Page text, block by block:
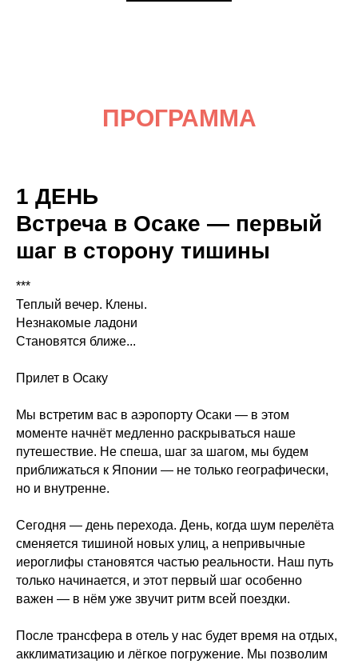
ПРОГРАММА
1 ДЕНЬ
Встреча в Осаке — первый
шаг в сторону тишины
***
Теплый вечер. Клены.
Незнакомые ладони
Становятся ближе...
Прилет в Осаку
Мы встретим вас в аэропорту Осаки — в этом
моменте начнёт медленно раскрываться наше
путешествие. Не спеша, шаг за шагом, мы будем
приближаться к Японии — не только географически,
но и внутренне.
Сегодня — день перехода. День, когда шум перелёта
сменяется тишиной новых улиц, а непривычные
иероглифы становятся частью реальности. Наш путь
только начинается, и этот первый шаг особенно
важен — в нём уже звучит ритм всей поездки.
После трансфера в отель у нас будет время на отдых,
акклиматизацию и лёгкое погружение. Мы позволим